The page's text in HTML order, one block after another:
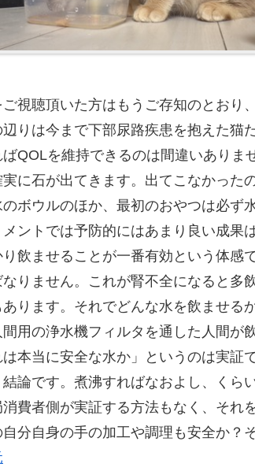
ご視聴頂いた方はもうご存知のとおり
りは今まで下部尿路疾患を抱えた猫
QOLを維持できるのは間違いあり
実に石が出てきます。出てこなかった
のボウルのほか、最初のおやつは必
ントでは予防的にはあまり良い成果
り飲ませることが一番有効という体感
りません。これが腎不全になると多
あります。それでどんな水を飲ませる
用の浄水機フィルタを通した人間が
は本当に安全な水か」というのは実証
結論です。煮沸すればなおよし、くら
消費者側が実証する方法もなく、それ
自分自身の手の加工や調理も安全か？